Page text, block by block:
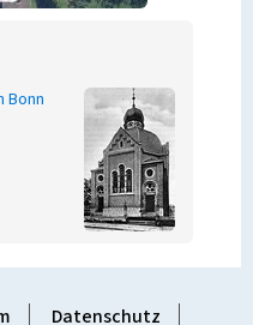
Bonn
Datenschutz